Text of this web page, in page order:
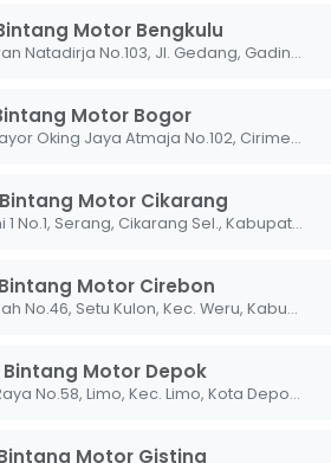
Motor Bengkulu
Jl. Pangeran Natadirja No.103, Jl. Gedang, Gading Cemp., Kota Bengkulu, Bengkulu 38226
Motor Bogor
Jl. Raya Mayor Oking Jaya Atmaja No.102, Cirimekar, Kec. Cibinong, Kabupaten Bogor, Jawa Barat 16918
Motor Cikarang
Jl. Mahoni 1 No.1, Serang, Cikarang Sel., Kabupaten Bekasi, Jawa Barat 17530
Motor Cirebon
Jl. Fatahillah No.46, Setu Kulon, Kec. Weru, Kabupaten Cirebon, Jawa Barat 45154
Motor Depok
Jl. Limo Raya No.58, Limo, Kec. Limo, Kota Depok, Jawa Barat 16514
Motor Gisting
kota, efisiensi adalah
AHASS Bintang Motor, berikut
bahan bakar pada Honda
Berkendara
inilah cara sederhana namun
fitur ISS. Saat berhenti di
mesin sehingga tidak ada
meningkatkan hambatan gulir
berat. Pastikan tekanan ban